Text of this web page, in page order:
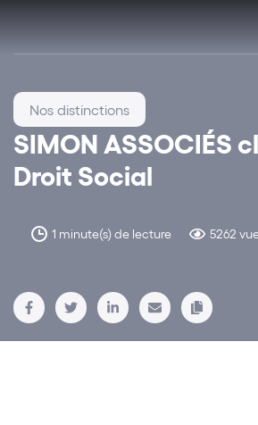
SIMON ASSOCIÉS
Droit Social
1 minute(s) de lecture 5262
Nos distinctions